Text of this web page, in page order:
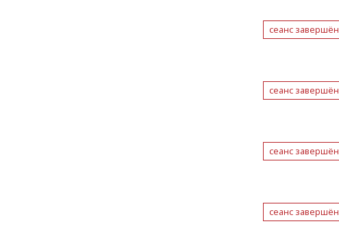
сеанс завершён
сеанс завершён
сеанс завершён
сеанс завершён